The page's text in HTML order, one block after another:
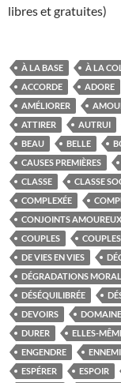
libres et gratuites)
À LA BASE À LA
ACCORDE
ADORE
AMÉLIORER
ATTIRER
AUTRUI
BEAU
BELLE
CAUSES PREMIÈRES
CLASSE
CLASSE
COMPLEXÉE
CONJOINTS AMOUREUX
COUPLES
DE VIES EN VIES
DÉGRADATIONS
DÉSÉQUILIBRÉE
DEVOIRS
DOMAINE
DURER
ELLES-
ENGENDRE
ESPÉRER
ESPOIR